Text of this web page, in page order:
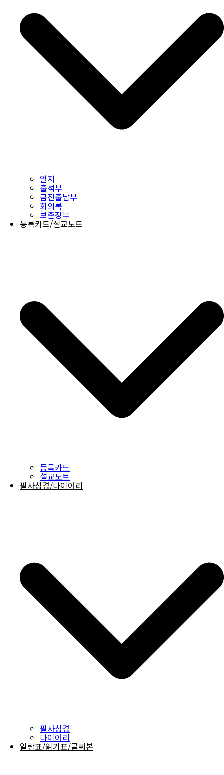
일지
출석부
금전출납부
회의록
보존장부
등록카드/설교노트
등록카드
설교노트
필사성경/다이어리
필사성경
다이어리
일람표/읽기표/글씨본